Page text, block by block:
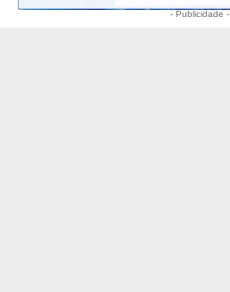
- Publicidade -